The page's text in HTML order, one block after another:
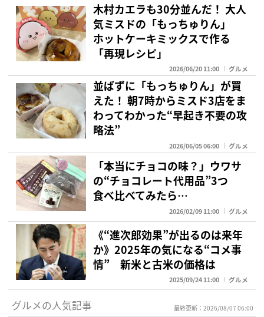
木村カエラも30分並んだ！ 大人
気ミスドの「もっちゅりん」
ホットケーキミックスで作る
「再現レシピ」
2026/06/20 11:00 グルメ
並ばずに「もっちゅりん」が買
えた！ 朝7時からミスド3店をま
わってわかった“早起き不要の攻
略法”
2026/06/05 06:00 グルメ
「本当にチョコの味？」ウワサ
の“チョコレート代用品”3つ
食べ比べてみたら…
2026/02/09 11:00 グルメ
《“進次郎効果”が出るのは来年
か》2025年の気になる“コメ事
情” 新米と古米の価格は
2025/09/24 11:00 グルメ
グルメの人気記事 最終更新：2026/08/07 06:00